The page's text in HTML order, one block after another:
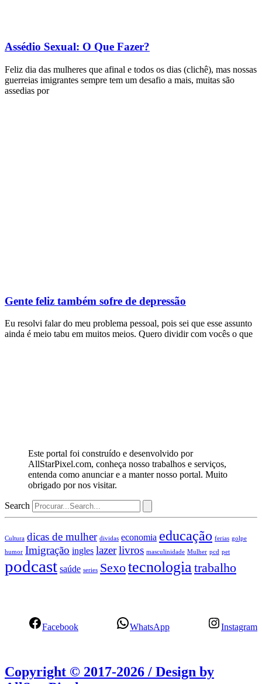
Assédio Sexual: O Que Fazer?
Feliz dia das mulheres que afinal e todos os dias (clichê), mas nossas
guerreias imigrantes sempre tem um desafio a mais, muitas são
assedias por
Gente feliz também sofre de depressão
Eu resolvi falar do meu problema pessoal, pois sei que esse assunto
ainda é meio tabu em muitos meios. Quero dividir com vocês o que
Este portal foi construído e desenvolvido por
AllStarPixel.com, conheça nosso trabalhos e serviços,
entenda como anunciar e a manter nosso portal. Muito
obrigado por nos visitar.
Search
Cultura dicas de mulher dividas economia educação ferias golpe
humor Imigração ingles lazerlivros masculinidade Mulher pcd pet
podcast saúde series Sexotecnologiatrabalho
Facebook WhatsApp Instagram
Copyright © 2017-2026 / Design by